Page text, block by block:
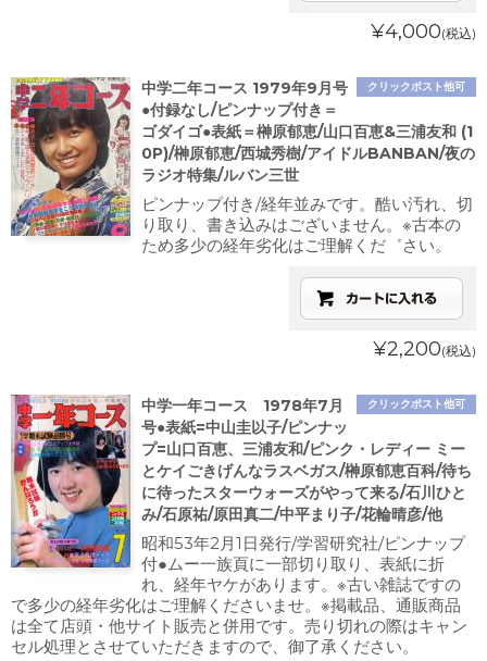
¥4,000(税込)
クリックポスト他可
中学二年コース 1979年9月号
●付録なし/ピンナップ付き＝
ゴダイゴ●表紙＝榊原郁恵/山口百恵&三浦友和 (1
0P)/榊原郁恵/西城秀樹/アイドルBANBAN/夜の
ラジオ特集/ルバン三世
ピンナップ付き/経年並みです。酷い汚れ、切
り取り、書き込みはございません。※古本の
ため多少の経年劣化はご理解くだ゛さい。
¥2,200(税込)
クリックポスト他可
中学一年コース 1978年7月
号●表紙=中山圭以子/ピンナッ
プ=山口百恵、三浦友和/ピンク・レディー ミー
とケイごきげんなラスベガス/榊原郁恵百科/待ち
に待ったスターウォーズがやって来る/石川ひと
み/石原祐/原田真二/中平まり子/花輪晴彦/他
昭和53年2月1日発行/学習研究社/ピンナップ
付●ムー一族頁に一部切り取り、表紙に折
れ、経年ヤケがあります。※古い雑誌ですの
で多少の経年劣化はご理解くださいませ。※掲載品、通販商品
は全て店頭・他サイト販売と併用です。売り切れの際はキャン
セル処理とさせていただきますので、御了承ください。